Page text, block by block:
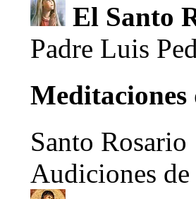
El Santo
Padre Luis
Meditaciones
Santo Rosario
Audiciones